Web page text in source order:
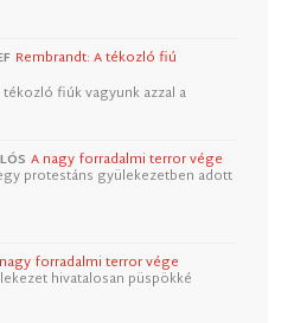
Rembrandt: A tékozló fiú
fiúk vagyunk azzal a
A nagy forradalmi terror vége
protestáns gyülekezetben adott
forradalmi terror vége
hivatalosan püspökké